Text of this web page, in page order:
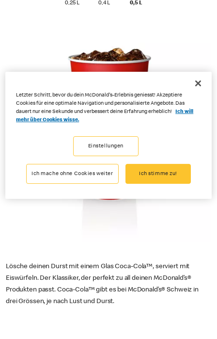
0,25 L 0,4 L 0,5 L
Lösche deinen Durst mit einem Glas Coca-Cola™, serviert mit
Eiswürfeln. Der Klassiker, der perfekt zu all deinen McDonald’s®
Produkten passt. Coca-Cola™ gibt es bei McDonald’s® Schweiz in
drei Grössen, je nach Lust und Durst.
Letzter Schritt, bevor du dein McDonald's-Erlebnis geniesst! Akzeptiere
Cookies für eine optimale Navigation und personalisierte Angebote. Das
dauert nur eine Sekunde und verbessert deine Erfahrung erheblich!
Ich will
mehr über Cookies wisse.
Einstellungen
Ich mache ohne Cookies weiter Ich stimme zu!